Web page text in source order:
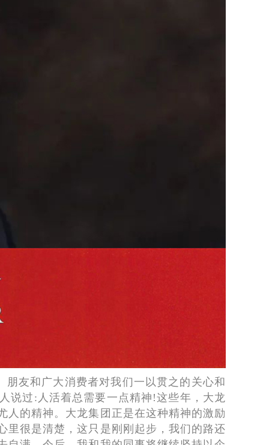
友和广大消费者对我们一以贯之的关心和
说过:人活着总需要一点精神!这些年，大龙
人的精神。大龙集团正是在这种精神的激励
里很是清楚，这只是刚刚起步，我们的路还